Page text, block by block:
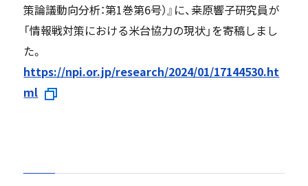
策論議動向分析：第1巻第6号）』に、桒原響子研究員が
「情報戦対策における米台協力の現状」を寄稿しまし
た。
https://npi.or.jp/research/2024/01/17144530.ht
ml